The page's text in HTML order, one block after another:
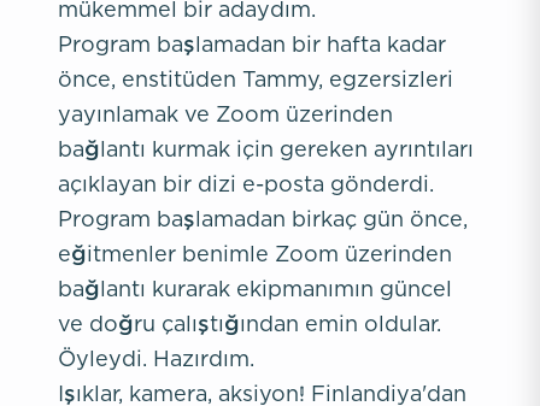
mükemmel bir adaydım.
Program başlamadan bir hafta kadar
önce, enstitüden Tammy, egzersizleri
yayınlamak ve Zoom üzerinden
bağlantı kurmak için gereken ayrıntıları
açıklayan bir dizi e-posta gönderdi.
Program başlamadan birkaç gün önce,
eğitmenler benimle Zoom üzerinden
bağlantı kurarak ekipmanımın güncel
ve doğru çalıştığından emin oldular.
Öyleydi. Hazırdım.
Işıklar, kamera, aksiyon! Finlandiya'dan